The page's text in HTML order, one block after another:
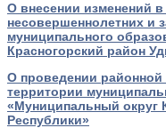
О внесении изменений
несовершеннолетних и
муниципального
Красногорский район
О проведении районной
территории
«Муниципальный округ
Республики»